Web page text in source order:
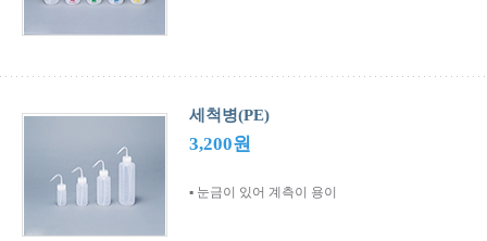
세척병(PE)
3,200원
▪ 눈금이 있어 계측이 용이